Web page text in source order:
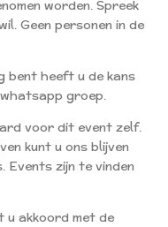
worden. Spreek
Geen personen in de
bent heeft u de kans
groep.
voor dit event zelf.
kunt u ons blijven
Events zijn te vinden
u akkoord met de